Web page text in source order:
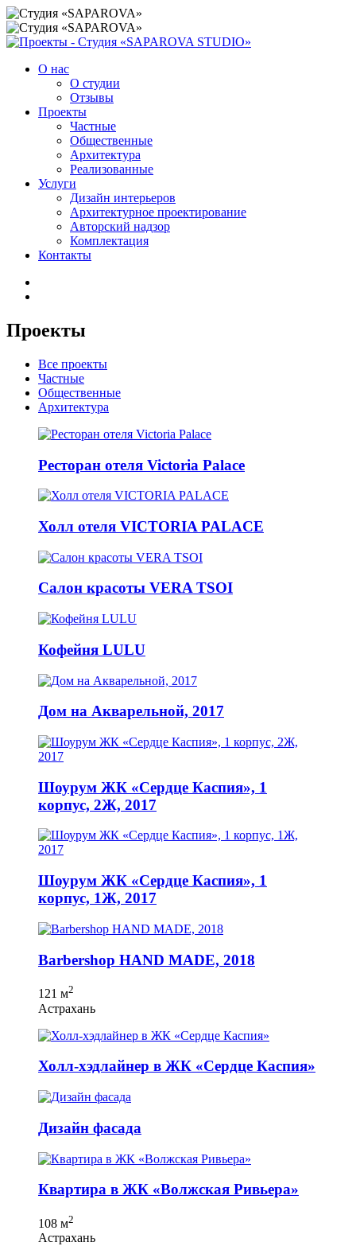
О нас
О студии
Отзывы
Проекты
Частные
Общественные
Архитектура
Реализованные
Услуги
Дизайн интерьеров
Архитектурное проектирование
Авторский надзор
Комплектация
Контакты
Проекты
Все проекты
Частные
Общественные
Архитектура
Ресторан отеля Victoria Palace
Холл отеля VICTORIA PALACE
Салон красоты VERA TSOI
Кофейня LULU
Дом на Акварельной, 2017
Шоурум ЖК «Сердце Каспия», 1
корпус, 2Ж, 2017
Шоурум ЖК «Сердце Каспия», 1
корпус, 1Ж, 2017
Вarbershop HAND MADE, 2018
121 м2
Астрахань
Холл-хэдлайнер в ЖК «Сердце Каспия»
Дизайн фасада
Квартира в ЖК «Волжская Ривьера»
108 м2
Астрахань